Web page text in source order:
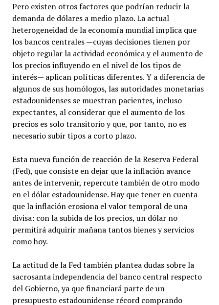
Pero existen otros factores que podrían reducir la
demanda de dólares a medio plazo. La actual
heterogeneidad de la economía mundial implica que
los bancos centrales —cuyas decisiones tienen por
objeto regular la actividad económica y el aumento de
los precios influyendo en el nivel de los tipos de
interés— aplican políticas diferentes. Y a diferencia de
algunos de sus homólogos, las autoridades monetarias
estadounidenses se muestran pacientes, incluso
expectantes, al considerar que el aumento de los
precios es solo transitorio y que, por tanto, no es
necesario subir tipos a corto plazo.
Esta nueva función de reacción de la Reserva Federal
(Fed), que consiste en dejar que la inflación avance
antes de intervenir, repercute también de otro modo
en el dólar estadounidense. Hay que tener en cuenta
que la inflación erosiona el valor temporal de una
divisa: con la subida de los precios, un dólar no
permitirá adquirir mañana tantos bienes y servicios
como hoy.
La actitud de la Fed también plantea dudas sobre la
sacrosanta independencia del banco central respecto
del Gobierno, ya que financiará parte de un
presupuesto estadounidense récord comprando